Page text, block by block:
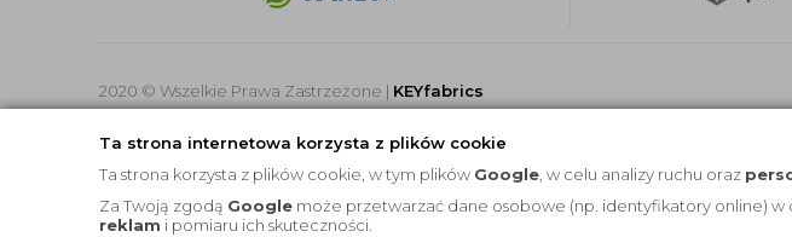
Ta strona internetowa korzysta z plików cookie
Ta strona korzysta z plików cookie, w tym plików Google , w celu analizy ruchu oraz
Za Twoją zgodą Google może przetwarzać dane osobowe (np. identyfikatory online) w
reklam i pomiaru ich skuteczności.
2020 © Wszelkie Prawa Zastrzeżone | KEYfabrics